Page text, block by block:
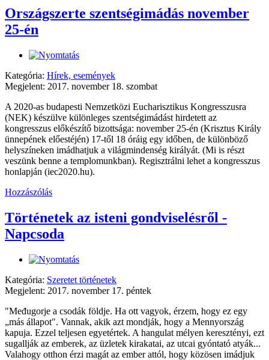
Országszerte szentségimádás november
25-én
Kategória: Hírek, események
Megjelent: 2017. november 18. szombat
A 2020-as budapesti Nemzetközi Eucharisztikus Kongresszusra
(NEK) készülve különleges szentségimádást hirdetett az
kongresszus előkészítő bizottsága: november 25-én (Krisztus Király
ünnepének előestéjén) 17-től 18 óráig egy időben, de különböző
helyszíneken imádhatjuk a világmindenség királyát. (Mi is részt
veszünk benne a templomunkban). Regisztrálni lehet a kongresszus
honlapján (iec2020.hu).
Hozzászólás
Történetek az isteni gondviselésről -
Napcsoda
Kategória: Szeretet történetek
Megjelent: 2017. november 17. péntek
"Međugorje a csodák földje. Ha ott vagyok, érzem, hogy ez egy
„más állapot". Vannak, akik azt mondják, hogy a Mennyország
kapuja. Ezzel teljesen egyetértek. A hangulat mélyen keresztényi, ezt
sugallják az emberek, az üzletek kirakatai, az utcai gyóntató atyák...
Valahogy otthon érzi magát az ember attól, hogy közösen imádjuk